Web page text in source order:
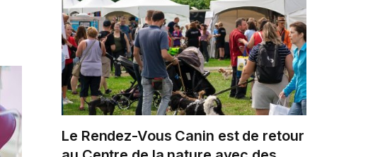
Le Rendez-Vous Canin est de retour